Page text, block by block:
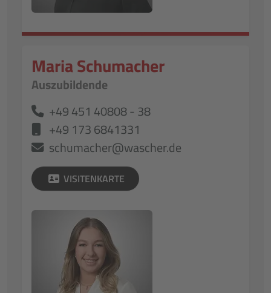
Maria Schumacher
Auszubildende
+49 451 40808 - 38
+49 173 6841331
schumacher@wascher.de
VISITENKARTE